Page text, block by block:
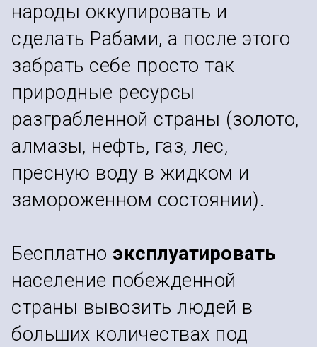
народы оккупировать и
сделать Рабами, а после этого
забрать себе просто так
природные ресурсы
разграбленной страны (золото,
алмазы, нефть, газ, лес,
пресную воду в жидком и
замороженном состоянии).
Бесплатно эксплуатировать
население побежденной
страны вывозить людей в
больших количествах под